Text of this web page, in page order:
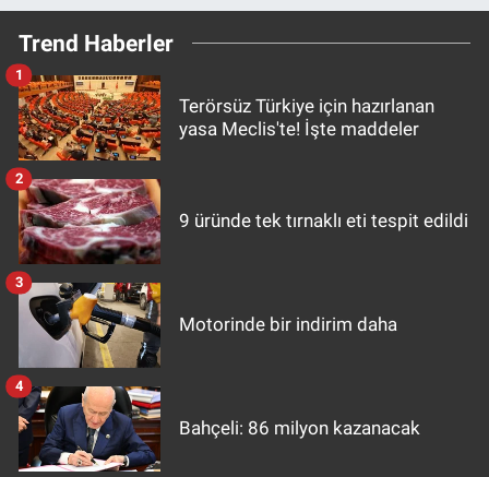
Trend Haberler
Terörsüz Türkiye için hazırlanan
yasa Meclis'te! İşte maddeler
1
9 üründe tek tırnaklı eti tespit edildi
2
Motorinde bir indirim daha
3
Bahçeli: 86 milyon kazanacak
4